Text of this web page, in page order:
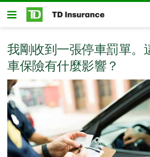
略過進入主要內容
開放式房屋貸款
我剛收到一張停車罰單。
車保險有什麼影響？